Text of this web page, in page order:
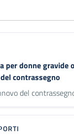
per donne gravide
contrassegno
del